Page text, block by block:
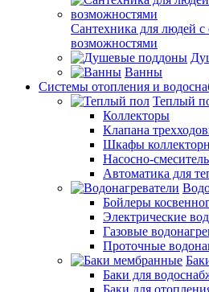
Сантехника для людей
возможностями
Ванны
Системы отопления и
Теплый
Коллекторы
Клапана
Шкафы
Насосно-
Автоматика для
Бойлеры
Электрические
Газовые
Проточные
Баки для
Баки для